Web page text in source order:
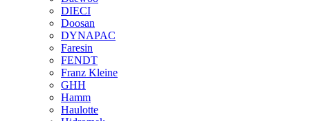
DIECI
Doosan
DYNAPAC
Faresin
FENDT
Franz Kleine
GHH
Hamm
Haulotte